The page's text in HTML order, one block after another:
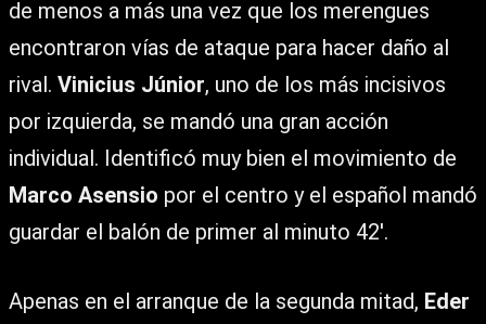
de menos a más una vez que los merengues
encontraron vías de ataque para hacer daño al
rival. Vinicius Júnior, uno de los más incisivos
por izquierda, se mandó una gran acción
individual. Identificó muy bien el movimiento de
Marco Asensio por el centro y el español mandó
guardar el balón de primer al minuto 42′.
Apenas en el arranque de la segunda mitad, Eder